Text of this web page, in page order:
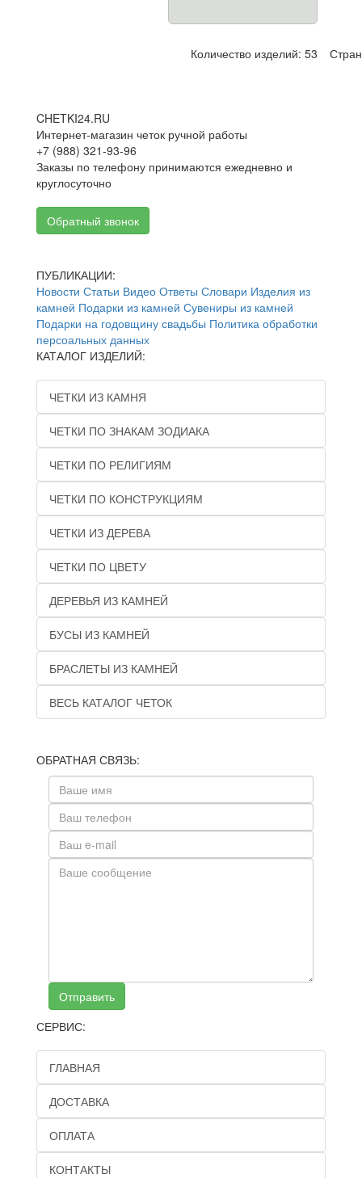
Количество изделий: 53
CHETKI24.RU
Интернет-магазин четок ручной работы
+7 (988) 321-93-96
Заказы по телефону принимаются ежедневно и
круглосуточно
Обратный звонок
ПУБЛИКАЦИИ:
Новости Статьи Видео Ответы Словари Изделия из
камней Подарки из камней Сувениры из камней
Подарки на годовщину свадьбы Политика обработки
персоальных данных
КАТАЛОГ ИЗДЕЛИЙ:
ЧЕТКИ ИЗ КАМНЯ
ЧЕТКИ ПО ЗНАКАМ ЗОДИАКА
ЧЕТКИ ПО РЕЛИГИЯМ
ЧЕТКИ ПО КОНСТРУКЦИЯМ
ЧЕТКИ ИЗ ДЕРЕВА
ЧЕТКИ ПО ЦВЕТУ
ДЕРЕВЬЯ ИЗ КАМНЕЙ
БУСЫ ИЗ КАМНЕЙ
БРАСЛЕТЫ ИЗ КАМНЕЙ
ВЕСЬ КАТАЛОГ ЧЕТОК
ОБРАТНАЯ СВЯЗЬ:
Отправить
СЕРВИС:
ГЛАВНАЯ
ДОСТАВКА
ОПЛАТА
КОНТАКТЫ